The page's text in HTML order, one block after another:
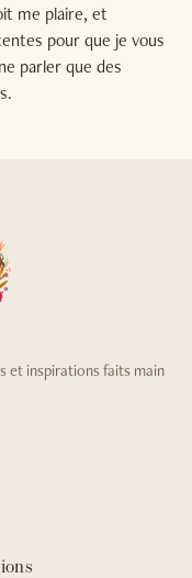
me plaire, et
pour que je vous
parler que des
et inspirations faits main